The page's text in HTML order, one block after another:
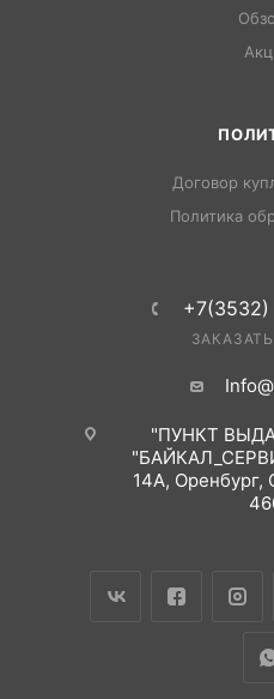
Договор
Политика
"ПУНКТ
14А, Оренбург,